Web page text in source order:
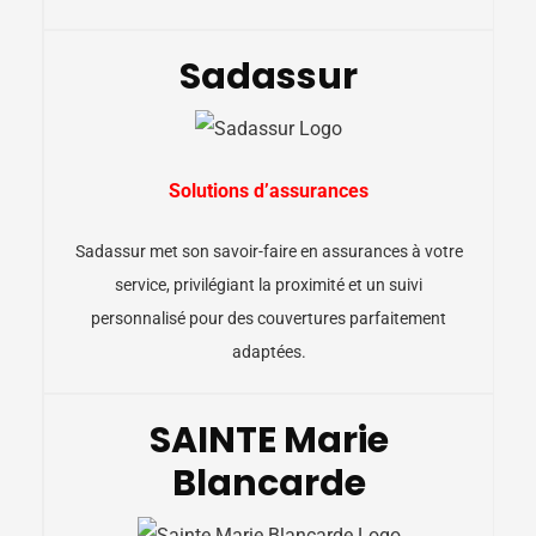
Sadassur
Solutions d’assurances
Sadassur met son savoir-faire en assurances à votre
service, privilégiant la proximité et un suivi
personnalisé pour des couvertures parfaitement
adaptées.
SAINTE Marie
Blancarde